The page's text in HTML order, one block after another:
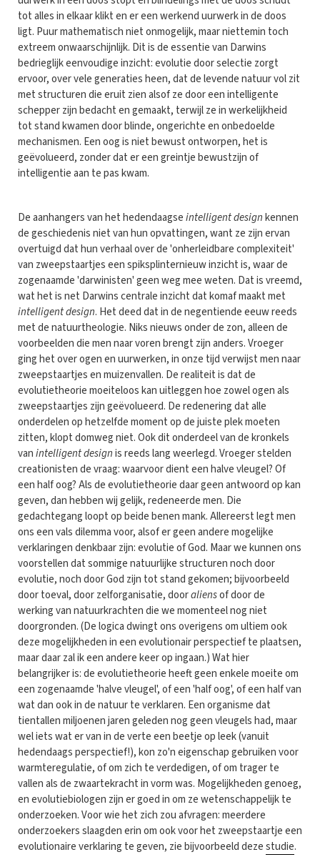
tot alles in elkaar klikt en er een werkend uurwerk in de doos
ligt. Puur mathematisch niet onmogelijk, maar niettemin toch
extreem onwaarschijnlijk. Dit is de essentie van Darwins
bedrieglijk eenvoudige inzicht: evolutie door selectie zorgt
ervoor, over vele generaties heen, dat de levende natuur vol zit
met structuren die eruit zien alsof ze door een intelligente
schepper zijn bedacht en gemaakt, terwijl ze in werkelijkheid
tot stand kwamen door blinde, ongerichte en onbedoelde
mechanismen. Een oog is niet bewust ontworpen, het is
geëvolueerd, zonder dat er een greintje bewustzijn of
intelligentie aan te pas kwam.
De aanhangers van het hedendaagseintelligent designkennen
de geschiedenis niet van hun opvattingen, want ze zijn ervan
overtuigd dat hun verhaal over de 'onherleidbare complexiteit'
van zweepstaartjes een spiksplinternieuw inzicht is, waar de
zogenaamde 'darwinisten' geen weg mee weten. Dat is vreemd,
wat het is net Darwins centrale inzicht dat komaf maakt met
intelligent design. Het deed dat in de negentiende eeuw reeds
met de natuurtheologie. Niks nieuws onder de zon, alleen de
voorbeelden die men naar voren brengt zijn anders. Vroeger
ging het over ogen en uurwerken, in onze tijd verwijst men naar
zweepstaartjes en muizenvallen. De realiteit is dat de
evolutietheorie moeiteloos kan uitleggen hoe zowel ogen als
zweepstaartjes zijn geëvolueerd. De redenering dat alle
onderdelen op hetzelfde moment op de juiste plek moeten
zitten, klopt domweg niet. Ook dit onderdeel van de kronkels
vanintelligent designis reeds lang weerlegd. Vroeger stelden
creationisten de vraag: waarvoor dient een halve vleugel? Of
een half oog? Als de evolutietheorie daar geen antwoord op kan
geven, dan hebben wij gelijk, redeneerde men. Die
gedachtegang loopt op beide benen mank. Allereerst legt men
ons een vals dilemma voor, alsof er geen andere mogelijke
verklaringen denkbaar zijn: evolutie of God. Maar we kunnen ons
voorstellen dat sommige natuurlijke structuren noch door
evolutie, noch door God zijn tot stand gekomen; bijvoorbeeld
door toeval, door zelforganisatie, dooraliensof door de
werking van natuurkrachten die we momenteel nog niet
doorgronden. (De logica dwingt ons overigens om ultiem ook
deze mogelijkheden in een evolutionair perspectief te plaatsen,
maar daar zal ik een andere keer op ingaan.) Wat hier
belangrijker is: de evolutietheorie heeft geen enkele moeite om
een zogenaamde 'halve vleugel', of een 'half oog', of een half van
wat dan ook in de natuur te verklaren. Een organisme dat
tientallen miljoenen jaren geleden nog geen vleugels had, maar
wel iets wat er van in de verte een beetje op leek (vanuit
hedendaags perspectief!), kon zo'n eigenschap gebruiken voor
warmteregulatie, of om zich te verdedigen, of om trager te
vallen als de zwaartekracht in vorm was. Mogelijkheden genoeg,
en evolutiebiologen zijn er goed in om ze wetenschappelijk te
onderzoeken. Voor wie het zich zou afvragen: meerdere
onderzoekers slaagden erin om ook voor het zweepstaartje een
evolutionaire verklaring te geven, zie bijvoorbeeld dezestudie.